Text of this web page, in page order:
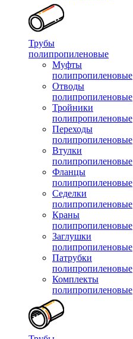
Трубы
полипропиленовые
Муфты
полипропиленовые
Отводы
полипропиленовые
Тройники
полипропиленовые
Переходы
полипропиленовые
Втулки
полипропиленовые
Фланцы
полипропиленовые
Седелки
полипропиленовые
Краны
полипропиленовые
Заглушки
полипропиленовые
Патрубки
полипропиленовые
Комплекты
полипропиленовые